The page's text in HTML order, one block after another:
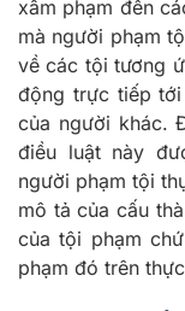
xâm phạm đến
mà người phạm
về các tội tương
động trực tiếp
của người khác.
điều luật này
người phạm tội
mô tả của cấu
của tội phạm
phạm đó trên